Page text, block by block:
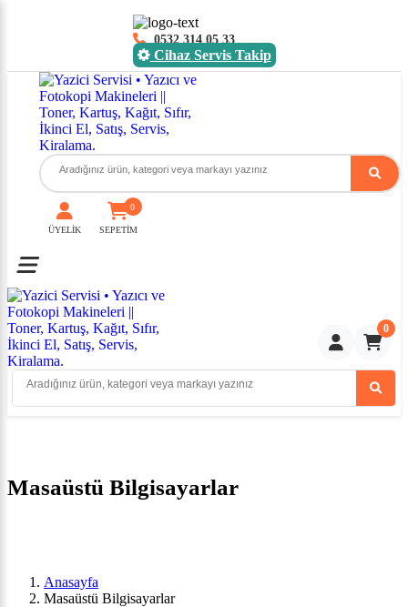
0532 314 05 33
Cihaz Servis Takip
ÜYELİK SEPETİM
0
Toggle mobile menu
0
Masaüstü Bilgisayarlar
Anasayfa
Masaüstü Bilgisayarlar